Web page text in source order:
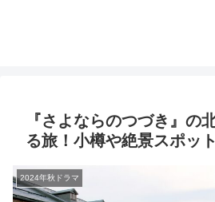
『さよならのつづき』の
る旅！小樽や絶景スポッ
2024年秋ドラマ